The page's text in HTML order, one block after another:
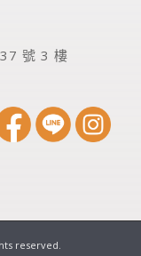
號 3 樓
reserved.